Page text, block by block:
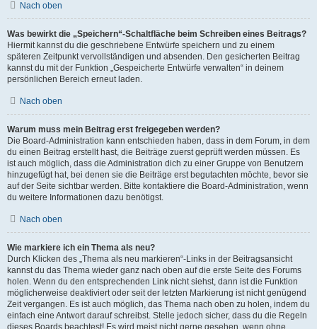
Nach oben
Was bewirkt die „Speichern“-Schaltfläche beim Schreiben eines Beitrags?
Hiermit kannst du die geschriebene Entwürfe speichern und zu einem
späteren Zeitpunkt vervollständigen und absenden. Den gesicherten Beitrag
kannst du mit der Funktion „Gespeicherte Entwürfe verwalten“ in deinem
persönlichen Bereich erneut laden.
Nach oben
Warum muss mein Beitrag erst freigegeben werden?
Die Board-Administration kann entschieden haben, dass in dem Forum, in dem
du einen Beitrag erstellt hast, die Beiträge zuerst geprüft werden müssen. Es
ist auch möglich, dass die Administration dich zu einer Gruppe von Benutzern
hinzugefügt hat, bei denen sie die Beiträge erst begutachten möchte, bevor sie
auf der Seite sichtbar werden. Bitte kontaktiere die Board-Administration, wenn
du weitere Informationen dazu benötigst.
Nach oben
Wie markiere ich ein Thema als neu?
Durch Klicken des „Thema als neu markieren“-Links in der Beitragsansicht
kannst du das Thema wieder ganz nach oben auf die erste Seite des Forums
holen. Wenn du den entsprechenden Link nicht siehst, dann ist die Funktion
möglicherweise deaktiviert oder seit der letzten Markierung ist nicht genügend
Zeit vergangen. Es ist auch möglich, das Thema nach oben zu holen, indem du
einfach eine Antwort darauf schreibst. Stelle jedoch sicher, dass du die Regeln
dieses Boards beachtest! Es wird meist nicht gerne gesehen, wenn ohne